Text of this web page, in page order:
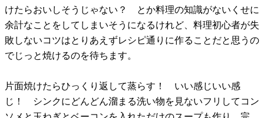
けたらおいしそうじゃない？ とか料理の知識がないくせに
余計なことをしてしまいそうになるけれど、料理初心者が失
敗しないコツはとりあえずレシピ通りに作ることだと思うの
でじっと焼けるのを待ちます。
片面焼けたらひっくり返して蒸らす！ いい感じいい感
じ！ シンクにどんどん溜まる洗い物を見ないフリしてコン